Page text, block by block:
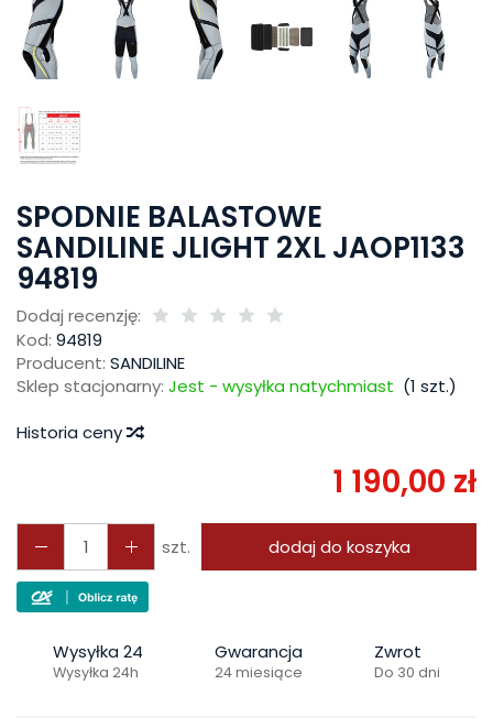
SPODNIE BALASTOWE
SANDILINE JLIGHT 2XL JAOP1133
94819
Dodaj recenzję:
Kod: 94819
Producent: SANDILINE
Sklep stacjonarny: Jest - wysyłka natychmiast (1 szt.)
Historia ceny
1 190,00 zł
szt. dodaj do koszyka
Wysyłka 24
Wysyłka 24h
Gwarancja
24 miesiące
Zwrot
Do 30 dni